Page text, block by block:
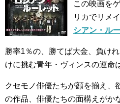
この映画を
リカでリメ
シアン・ル
勝率1％の、勝てば大金、負け
けに挑む青年・ヴィンスの運命
クセモノ俳優たちが顔を揃え、
の作品、俳優たちの面構えがか